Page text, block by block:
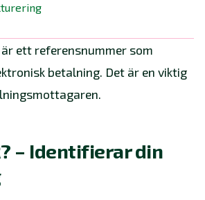
ett referensnummer som
betalning. Det är en viktig
– Identifierar din